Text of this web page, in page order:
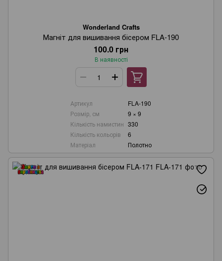
Wonderland Crafts
Магніт для вишивання бісером FLA-190
100.0 грн
В наявності
Артикул
FLA-190
Розмір, см
9 × 9
Кількість намистин 330
Кількість кольорів
6
Матеріал
Полотно